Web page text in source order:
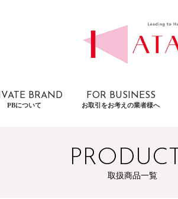
BRAND
PBについて
FOR BUSINESS
お取引をお考えの業者様へ
取扱商品一覧